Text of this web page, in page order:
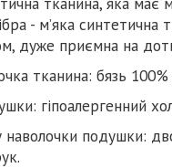
- м’яка синтетична
дуже приємна на
тканина: бязь
гіпоалергенний
наволочки подушки: